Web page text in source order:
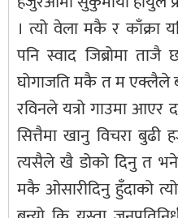
। त्यो वेला मकै र काँक्रा
पनि स्वाद जिब्रोमा
घोगाजति मकै त म एक्लैले
रविनले यत्रो गाउमा आएर
सित्तैमा खानु विचरा
त्यसैले खै डोको दिनु त
मकै ओसारीदिनु हुँदाको